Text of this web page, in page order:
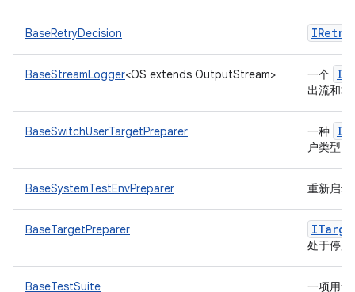
BaseRetryDecision IRetry
BaseStreamLogger<OS extends OutputStream> 一个
出流和
BaseSwitchUserTargetPreparer 一种
户类型。
BaseSystemTestEnvPreparer 重新启
BaseTargetPreparer
处于停
BaseTestSuite 一项用